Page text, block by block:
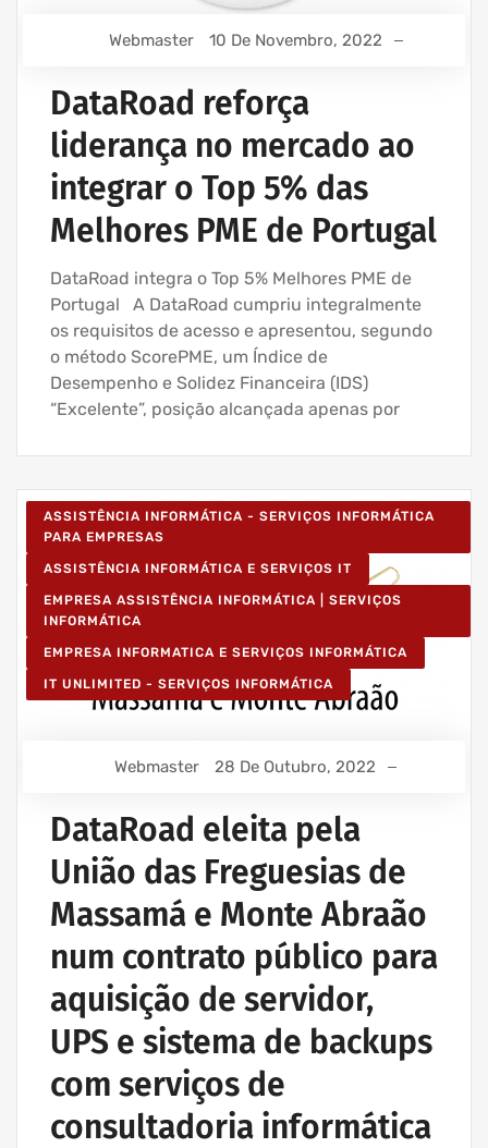
Webmaster 10 De Novembro, 2022
DataRoad reforça
liderança no mercado ao
integrar o Top 5% das
Melhores PME de Portugal
DataRoad integra o Top 5% Melhores PME de
Portugal A DataRoad cumpriu integralmente
os requisitos de acesso e apresentou, segundo
o método ScorePME, um Índice de
Desempenho e Solidez Financeira (IDS)
“Excelente”, posição alcançada apenas por
ASSISTÊNCIA INFORMÁTICA - SERVIÇOS INFORMÁTICA
PARA EMPRESAS
ASSISTÊNCIA INFORMÁTICA E SERVIÇOS IT
EMPRESA ASSISTÊNCIA INFORMÁTICA | SERVIÇOS
INFORMÁTICA
EMPRESA INFORMATICA E SERVIÇOS INFORMÁTICA
IT UNLIMITED - SERVIÇOS INFORMÁTICA
Webmaster 28 De Outubro, 2022
DataRoad eleita pela
União das Freguesias de
Massamá e Monte Abraão
num contrato público para
aquisição de servidor,
UPS e sistema de backups
com serviços de
consultadoria informática